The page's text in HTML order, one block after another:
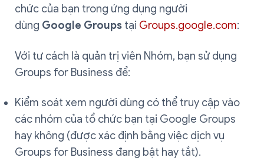
chức của bạn trong ứng dụng người
dùng Google Groups tại Groups.google.com:
Với tư cách là quản trị viên Nhóm, bạn sử dụng
Groups for Business để:
Kiểm soát xem người dùng có thể truy cập vào
các nhóm của tổ chức bạn tại Google Groups
hay không (được xác định bằng việc dịch vụ
Groups for Business đang bật hay tắt).